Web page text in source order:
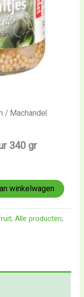
/ Machandel
340 gr
winkelwagen
,Alle producten,